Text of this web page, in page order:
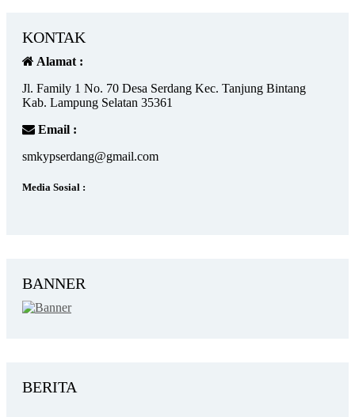
KONTAK
Alamat :
Jl. Family 1 No. 70 Desa Serdang Kec. Tanjung Bintang
Kab. Lampung Selatan 35361
Email :
smkypserdang@gmail.com
Media Sosial :
BANNER
BERITA